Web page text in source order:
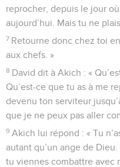
reprocher, depuis le jour
aujourd’hui. Mais tu ne
7 Retourne donc chez toi
aux chefs. »
8 David dit à Akich : «
Qu’est-ce que tu as à me
devenu ton serviteur
que je ne peux pas aller
9 Akich lui répond : « Tu
autant qu’un ange de
tu viennes combattre avec